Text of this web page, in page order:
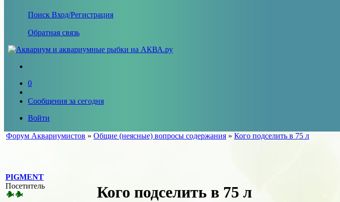
Поиск Вход/Регистрация
Обратная связь
0
Сообщения за сегодня
Войти
Форум Аквариумистов » Общие (неясные) вопросы содержания » Кого подселить в 75 л
PIGMENT
Посетитель
Кого подселить в 75 л